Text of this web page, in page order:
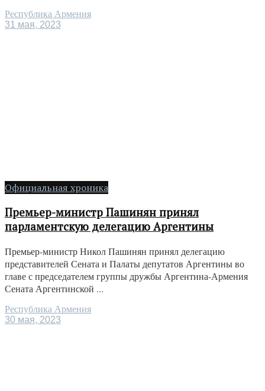
Республика Армения
31 мая, 2023
Официальная хроника
Премьер-министр Пашинян принял
парламентскую делегацию Аргентины
Премьер-министр Никол Пашинян принял делегацию
представителей Сената и Палаты депутатов Аргентины во
главе с председателем группы дружбы Аргентина-Армения
Сената Аргентинской ...
Республика Армения
30 мая, 2023